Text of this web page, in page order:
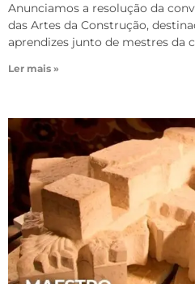
Anunciamos a resolução da
das Artes da Construção,
aprendizes junto de mestres da
Ler mais »